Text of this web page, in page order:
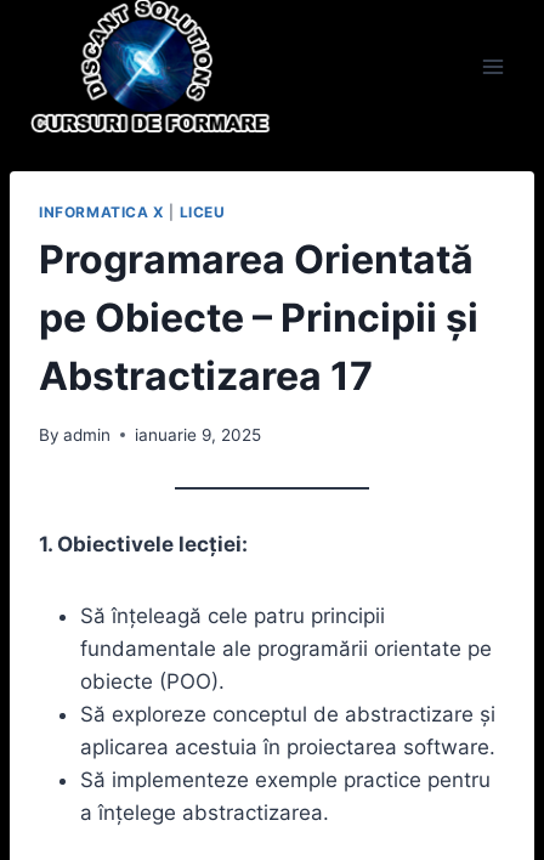
INFORMATICA X LICEU
Programarea Orientată
pe Obiecte – Principii și
Abstractizarea 17
By admin ianuarie 9, 2025
1. Obiectivele lecției:
Să înțeleagă cele patru principii
fundamentale ale programării orientate pe
obiecte (POO).
Să exploreze conceptul de abstractizare și
aplicarea acestuia în proiectarea software.
Să implementeze exemple practice pentru
a înțelege abstractizarea.